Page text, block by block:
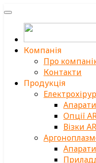
Компанія
Про
Контакти
Продукція
Опції
Візки